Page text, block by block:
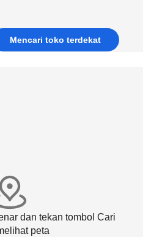
Mencari toko terdekat
dan tekan tombol Cari
peta